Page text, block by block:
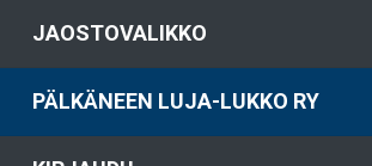
JAOSTOVALIKKO
PÄLKÄNEEN LUJA-LUKKO RY